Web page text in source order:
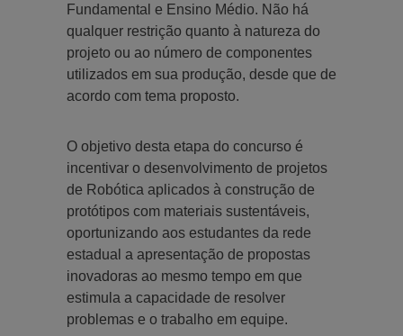
Fundamental e Ensino Médio. Não há
qualquer restrição quanto à natureza do
projeto ou ao número de componentes
utilizados em sua produção, desde que de
acordo com tema proposto.
O objetivo desta etapa do concurso é
incentivar o desenvolvimento de projetos
de Robótica aplicados à construção de
protótipos com materiais sustentáveis,
oportunizando aos estudantes da rede
estadual a apresentação de propostas
inovadoras ao mesmo tempo em que
estimula a capacidade de resolver
problemas e o trabalho em equipe.